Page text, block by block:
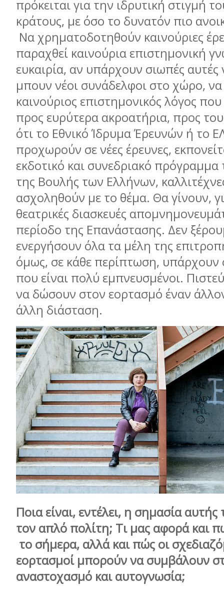
πρόκειται για την ιδρυτική στιγμή
κράτους, με όσο το δυνατόν πιο
Να χρηματοδοτηθούν καινούριες
παραχθεί καινούρια επιστημονική
ευκαιρία, αν υπάρχουν σιωπές
μπουν νέοι συνάδελφοι στο χώρο, να
καινούριος επιστημονικός λόγος
προς ευρύτερα ακροατήρια, προς
ότι το Εθνικό Ίδρυμα Έρευνών ή το
προχωρούν σε νέες έρευνες,
εκδοτικό και συνεδριακό πρόγραμμα
της Βουλής των Ελλήνων,
ασχοληθούν με το θέμα. Θα γίνουν,
θεατρικές διασκευές
περίοδο της Επανάστασης. Δεν
ενεργήσουν όλα τα μέλη της
όμως, σε κάθε περίπτωση, υπάρχουν
που είναι πολύ εμπνευσμένοι.
να δώσουν στον εορτασμό έναν
άλλη διάσταση.
Ποια είναι, εντέλει, η σημασία αυτής
τον απλό πολίτη; Τι μας αφορά και
το σήμερα, αλλά και πώς οι
εορτασμοί μπορούν να συμβάλουν
αναστοχασμό και αυτογνωσία;